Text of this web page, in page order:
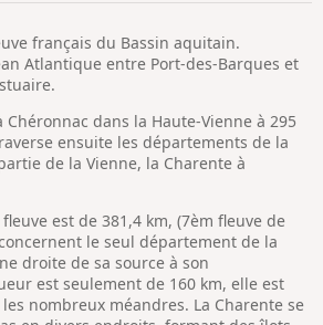
français du Bassin aquitain.
Atlantique entre Port-des-Barques et
Chéronnac dans la Haute-Vienne à 295
ensuite les départements de la
de la Vienne, la Charente à
est de 381,4 km, (7èm fleuve de
le seul département de la
droite de sa source à son
est seulement de 160 km, elle est
nombreux méandres. La Charente se